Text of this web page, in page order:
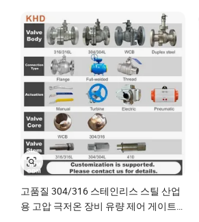
고품질 304/316 스테인리스 스틸 산업
용 고압 극저온 장비 유량 제어 게이트